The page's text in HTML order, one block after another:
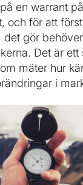
en warrant
och för att
det gör
Det är
mäter hur
i